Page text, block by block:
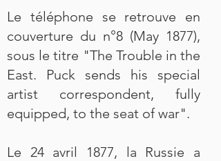
Le téléphone se retrouve en
couverture du n°8 (May 1877),
sous le titre "The Trouble in the
East. Puck sends his special
artist correspondent, fully
equipped, to the seat of war".
Le 24 avril 1877, la Russie a